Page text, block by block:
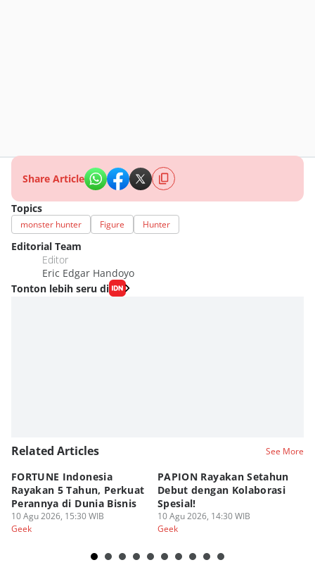
Share Article
Topics
monster hunter Figure Hunter
Editorial Team
Editor
Eric Edgar Handoyo
Tonton lebih seru di
Related Articles See More
FORTUNE Indonesia
Rayakan 5 Tahun, Perkuat
Perannya di Dunia Bisnis
10 Agu 2026, 15:30 WIB
Geek
PAPION Rayakan Setahun
Debut dengan Kolaborasi
Spesial!
10 Agu 2026, 14:30 WIB
Geek